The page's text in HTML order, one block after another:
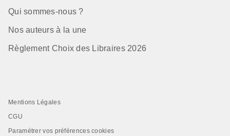
Qui sommes-nous ?
Nos auteurs à la une
Règlement Choix des Libraires 2026
Mentions Légales
CGU
Paramétrer vos préférences cookies